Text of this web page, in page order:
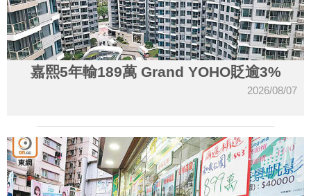
嘉熙5年輸189萬 Grand YOHO貶逾3%
2026/08/07